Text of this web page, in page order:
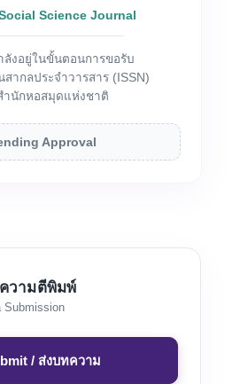
Science Journal
ลังอยู่ในขั้นตอนการขอรับ
สากลประจำวารสาร (ISSN)
ำนักหอสมุดแห่งชาติ
Approval
วามตีพิมพ์
Submission
/ ส่งบทความ